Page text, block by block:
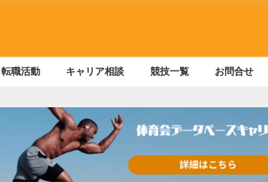
職活動 キャリア相談 競技一覧 お問合せ